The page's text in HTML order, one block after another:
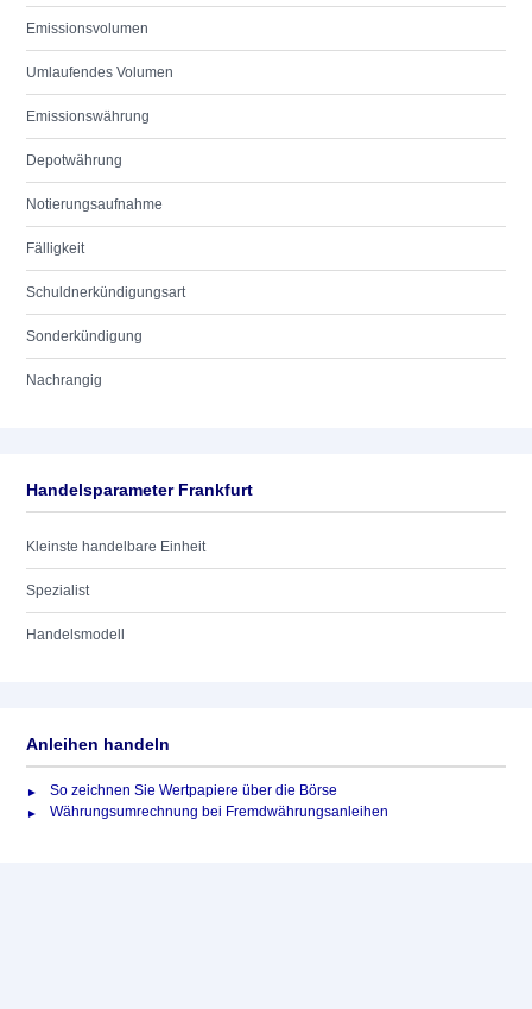
Emissionsvolumen
Umlaufendes Volumen
Emissionswährung
Depotwährung
Notierungsaufnahme
Fälligkeit
Schuldnerkündigungsart
Sonderkündigung
Nachrangig
Handelsparameter Frankfurt
Kleinste handelbare Einheit
Spezialist
Handelsmodell
Anleihen handeln
So zeichnen Sie Wertpapiere über die Börse
Währungsumrechnung bei Fremdwährungsanleihen